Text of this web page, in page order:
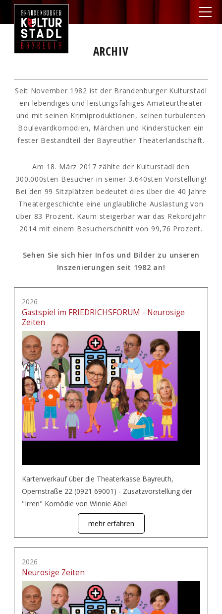
ARCHIV
Seit November 1982 ist der Brandenburger Kulturstadl
ein lebendiges und leistungsfähiges Amateurtheater
und mit seinen Krimiproduktionen, seinen turbulenten
Boulevardkomödien, Märchen und Kinderstücken ein
fester Bestandteil der Bayreuther Theaterlandschaft.
Am 18. März 2017 zählte der Kulturstadl den
300.000sten Besucher in seiner 3.640sten Vorstellung!
Bei den 99 Sitzplätzen bedeutet dies über die 40 Jahre
Theatergeschichte eine unglaubliche Auslastung von
über 83 Prozent. Kaum steigerbar war das Rekordjahr
2014 mit einem Besucherschnitt von 99,76 Prozent.
Sehen Sie sich hier Infos und Bilder zu unseren
Inszenierungen seit 1982 an!
2026
Gastspiel im FRIEDRICHSFORUM - Neurosige
Zeiten
Kartenverkauf über die Theaterkasse Bayreuth,
Opernstraße 22 (0921 69001) - Zusatzvorstellung der
"Irren" Komödie von Winnie Abel
mehr erfahren
2026
Neurosige Zeiten